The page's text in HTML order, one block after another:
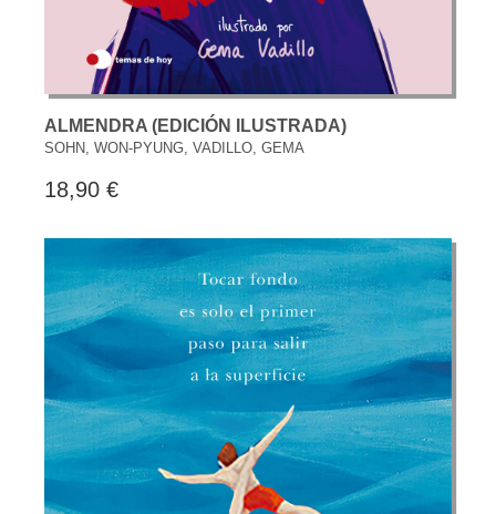
ALMENDRA (EDICIÓN ILUSTRADA)
SOHN, WON-PYUNG, VADILLO, GEMA
18,90 €